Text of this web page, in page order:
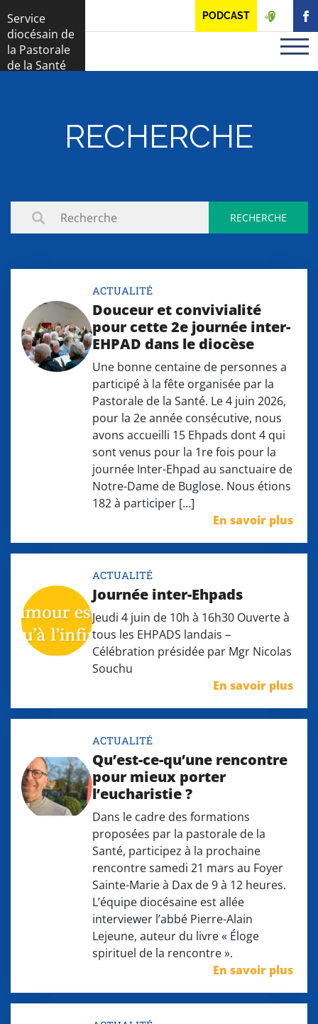
PODCAST
Service
diocésain de
la Pastorale
de la Santé
RECHERCHE
ACTUALITÉ
Douceur et convivialité
pour cette 2e journée inter-
EHPAD dans le diocèse
Une bonne centaine de personnes a
participé à la fête organisée par la
Pastorale de la Santé. Le 4 juin 2026,
pour la 2e année consécutive, nous
avons accueilli 15 Ehpads dont 4 qui
sont venus pour la 1re fois pour la
journée Inter-Ehpad au sanctuaire de
Notre-Dame de Buglose. Nous étions
182 à participer […]
En savoir plus
ACTUALITÉ
Journée inter-Ehpads
Jeudi 4 juin de 10h à 16h30 Ouverte à
tous les EHPADS landais –
Célébration présidée par Mgr Nicolas
Souchu
En savoir plus
ACTUALITÉ
Qu’est-ce-qu’une rencontre
pour mieux porter
l’eucharistie ?
Dans le cadre des formations
proposées par la pastorale de la
Santé, participez à la prochaine
rencontre samedi 21 mars au Foyer
Sainte-Marie à Dax de 9 à 12 heures.
L’équipe diocésaine est allée
interviewer l’abbé Pierre-Alain
Lejeune, auteur du livre « Éloge
spirituel de la rencontre ».
En savoir plus